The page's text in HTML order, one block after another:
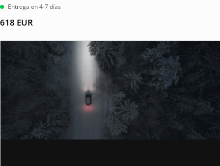
Entrega en 4-7 días
618 EUR